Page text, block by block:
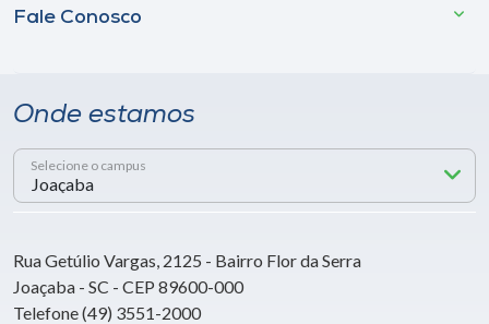
Fale Conosco
Onde estamos
Selecione o campus
Rua Getúlio Vargas, 2125 - Bairro Flor da Serra
Joaçaba - SC - CEP 89600-000
Telefone (49) 3551-2000